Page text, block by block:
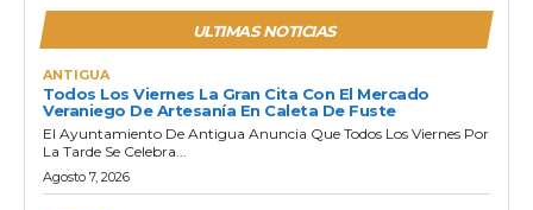
ULTIMAS NOTICIAS
ANTIGUA
Todos Los Viernes La Gran Cita Con El Mercado
Veraniego De Artesanía En Caleta De Fuste
El Ayuntamiento De Antigua Anuncia Que Todos Los Viernes Por
La Tarde Se Celebra...
Agosto 7, 2026